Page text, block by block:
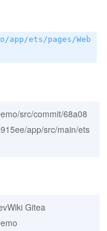
app/ets/pages/Web
src/commit/68a08
app/src/main/ets
Gitea